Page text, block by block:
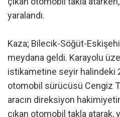
yaralandı.
Kaza; Bilecik-Söğüt-
meydana geldi. Karayolu
istikametine seyir halindeki
otomobil sürücüsü Cengiz
aracın direksiyon
çıkan otomobil takla atarak,